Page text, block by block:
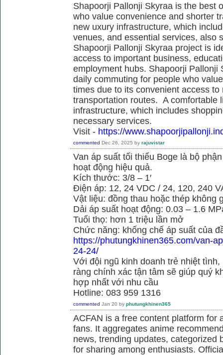
Shapoorji Pallonji Skyraa is the best
who value convenience and shorter
new uxury infrastructure, which
venues, and essential services, also
Shapoorji Pallonji Skyraa project is
access to important business,
employment hubs. Shapoorji Pallonji
daily commuting for people who
times due to its convenient access
transportation routes. A comfortable
infrastructure, which includes
necessary services.
Visit - https://
commented Dec 26, 2025 by rajuvistar
Van áp suất tối thiểu Boge là bộ
hoạt động hiệu quả.
Kích thước: 3/8 – 1′
Điện áp: 12, 24 VDC / 24, 120, 240
Vật liệu: đồng thau hoặc thép không
Dải áp suất hoạt động: 0.03 – 1.6
Tuổi thọ: hơn 1 triệu lần mở
Chức năng: khống chế áp suất của
https://phutungkhinen365.com/van-
24-24/
Với đội ngũ kinh doanh trẻ nhiệt
ràng chính xác tận tâm sẽ giúp quý
hợp nhất với nhu cầu
Hotline: 083 959 1316
commented Jan 20 by phutungkhinen365
ACFAN is a free content platform for
fans. It aggregates anime
news, trending updates, categorized
for sharing among enthusiasts.